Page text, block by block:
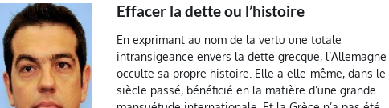
Effacer la dette ou l’histoire
En exprimant au nom de la vertu une totale
intransigeance envers la dette grecque, l’Allemagne
occulte sa propre histoire. Elle a elle-même, dans le
siècle passé, bénéficié en la matière d’une grande